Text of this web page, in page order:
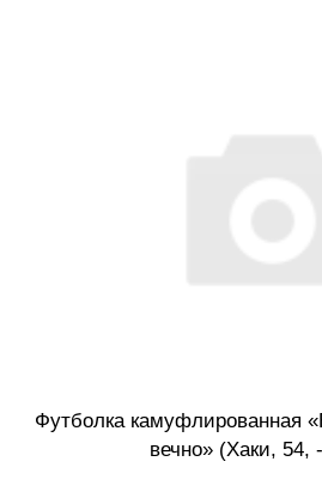
Футболка камуфлированная
вечно» (Хаки,